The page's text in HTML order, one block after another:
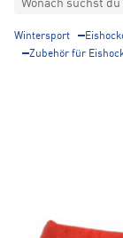
Wonach suchst
Wintersport
Zubehör für